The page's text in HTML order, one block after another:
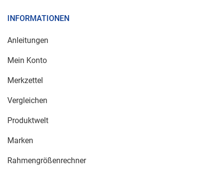
INFORMATIONEN
Anleitungen
Mein Konto
Merkzettel
Vergleichen
Produktwelt
Marken
Rahmengrößenrechner